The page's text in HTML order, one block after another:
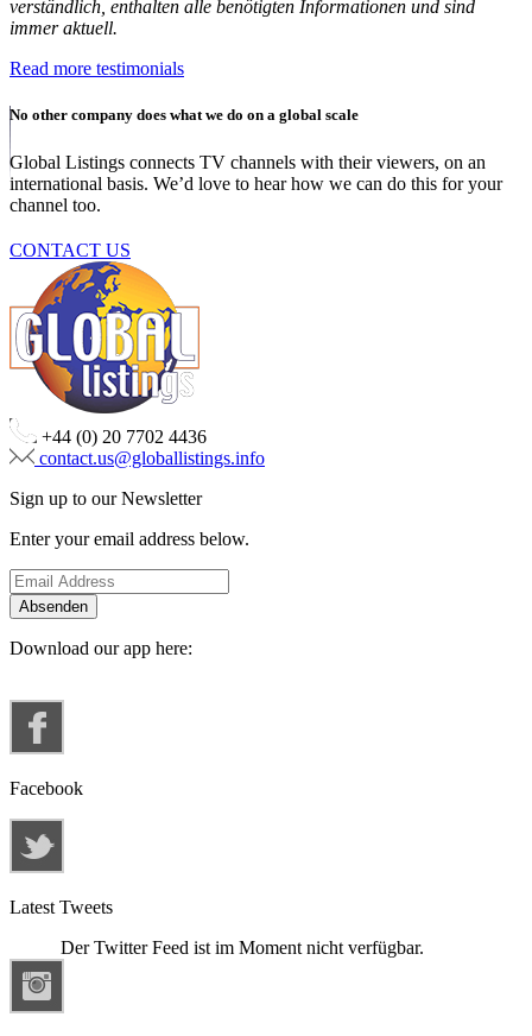
verständlich, enthalten alle benötigten Informationen und sind
immer aktuell.
Read more testimonials
No other company does what we do on a global scale
Global Listings connects TV channels with their viewers, on an
international basis. We’d love to hear how we can do this for your
channel too.
CONTACT US
+44 (0) 20 7702 4436
contact.us@globallistings.info
Sign up to our Newsletter
Enter your email address below.
Download our app here:
Facebook
Latest Tweets
Der Twitter Feed ist im Moment nicht verfügbar.